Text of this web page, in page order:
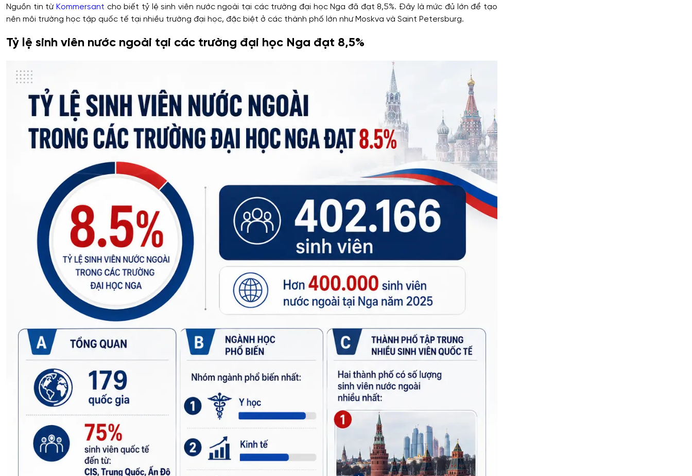
Nguồn tin từ Kommersant cho biết tỷ lệ sinh viên nước ngoài tại các trường đại học Nga đã đạt 8,5%. Đây là mức đủ lớn để tạo
nên môi trường học tập quốc tế tại nhiều trường đại học, đặc biệt ở các thành phố lớn như Moskva và Saint Petersburg.
Tỷ lệ sinh viên nước ngoài tại các trường đại học Nga đạt 8,5%